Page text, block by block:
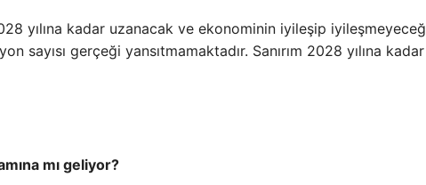
yılına kadar uzanacak ve ekonominin iyileşip
sayısı gerçeği yansıtmamaktadır. Sanırım 2028 yılına kadar
mı geliyor?